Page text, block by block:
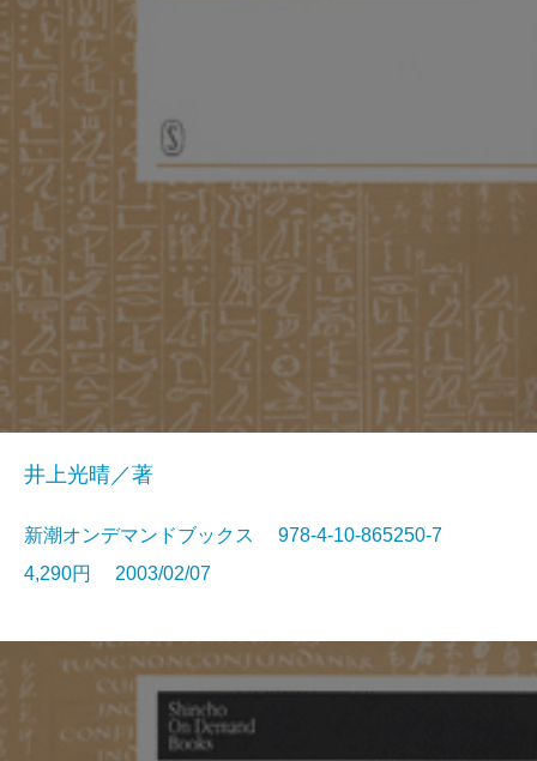
井上光晴／著
新潮オンデマンドブックス 978-4-10-865250-7
4,290円 2003/02/07